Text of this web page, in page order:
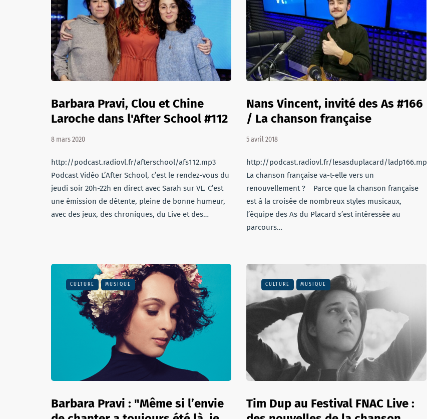
Barbara Pravi, Clou et Chine
Laroche dans l'After School #112
8 mars 2020
http://podcast.radiovl.fr/afterschool/afs112.mp3
Podcast Vidéo L’After School, c’est le rendez-vous du
jeudi soir 20h-22h en direct avec Sarah sur VL. C’est
une émission de détente, pleine de bonne humeur,
avec des jeux, des chroniques, du Live et des…
Nans Vincent, invité des As #166
/ La chanson française
5 avril 2018
http://podcast.radiovl.fr/lesasduplacard/ladp166.mp3
La chanson française va-t-elle vers un
renouvellement ? Parce que la chanson française
est à la croisée de nombreux styles musicaux,
l’équipe des As du Placard s’est intéressée au
parcours…
CULTURE MUSIQUE
Barbara Pravi : "Même si l’envie
CULTURE MUSIQUE
Tim Dup au Festival FNAC Live :